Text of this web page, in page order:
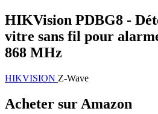
HIKVision PDBG8 -
vitre sans fil pour
868 MHz
HIKVISION Z-Wave
Acheter sur Amazon